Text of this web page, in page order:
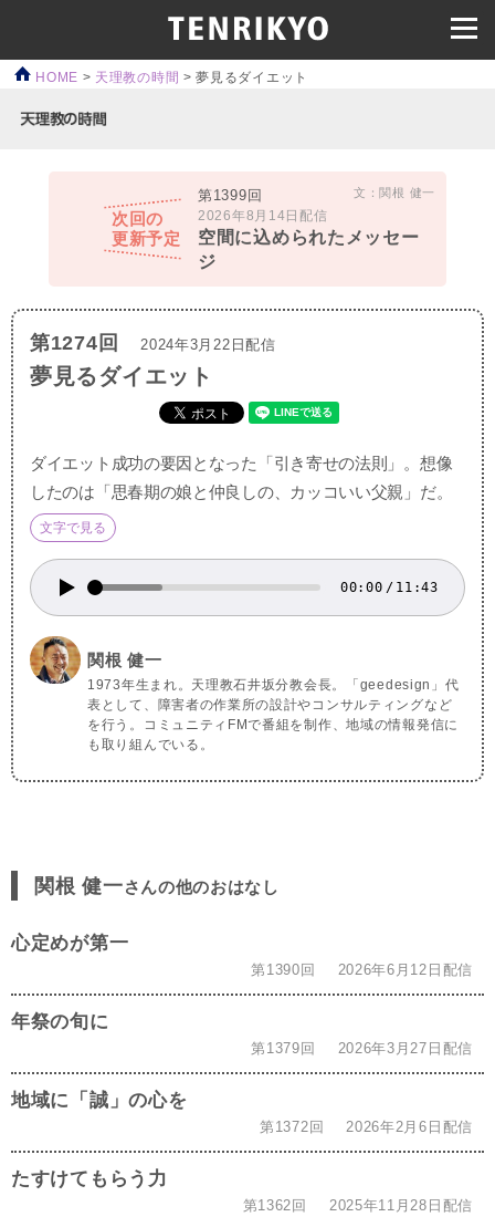
HOME > 天理教の時間 >夢見るダイエット
次回の
更新予定
第1399回
2026年8月14日配信
空間に込められたメッセー
ジ
文：関根 健一
第1274回 2024年3月22日配信
夢見るダイエット
ダイエット成功の要因となった「引き寄せの法則」。想像
したのは「思春期の娘と仲良しの、カッコいい父親」だ。
文字で見る
00:00 / 11:43
関根 健一
1973年生まれ。天理教石井坂分教会長。「geedesign」代
表として、障害者の作業所の設計やコンサルティングなど
を行う。コミュニティFMで番組を制作、地域の情報発信に
も取り組んでいる。
関根 健一さんの他のおはなし
心定めが第一
第1390回 2026年6月12日配信
年祭の旬に
第1379回 2026年3月27日配信
地域に「誠」の心を
第1372回 2026年2月6日配信
たすけてもらう力
第1362回 2025年11月28日配信